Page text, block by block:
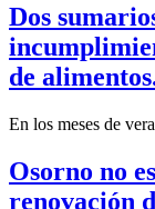
Dos
de
En los meses de
Osorno no
renovación